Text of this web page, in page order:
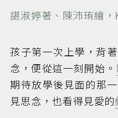
諶淑婷著、陳沛珛繪
孩子第一次上學，背
念，便從這一刻開始。
期待放學後見面的那
見思念，也看得見愛的